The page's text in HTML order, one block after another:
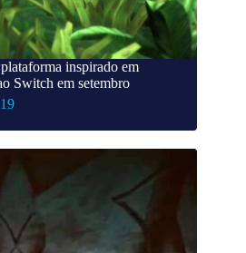
inspirado em
Switch em setembro